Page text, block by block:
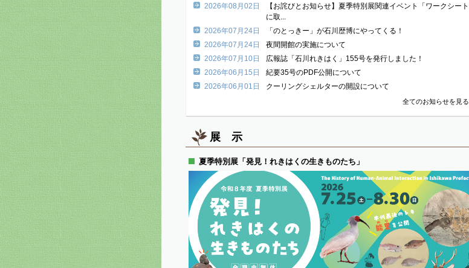
2026年08月02日
【お詫びとお知らせ】夏季特別展関連イベント「ワークシート
に取...
2026年07月24日
「のとっきー」が石川歴博にやってくる！
2026年07月24日
夜間開館の実施について
2026年07月10日
広報誌「石川れきはく」155号を発行しました！
2026年06月15日
紀要35号のPDF公開について
2026年06月01日
クーリングシェルターの開設について
全てのお知らせを 見る
展 示
夏季特別展「発見！れきはくの生きものたち」